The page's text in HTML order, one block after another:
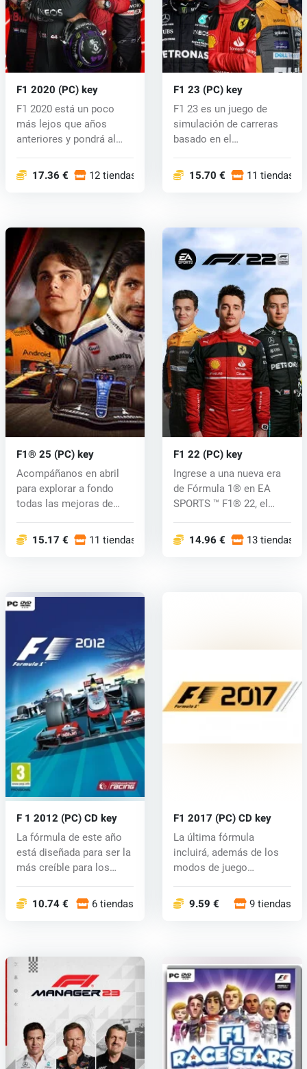
F1 2020 (PC) key
F1 2020 está un poco
más lejos que años
anteriores y pondrá al
17.36 € 12 tiendas
F1 23 (PC) key
F1 23 es un juego de
simulación de carreras
basado en el
15.70 € 11 tiendas
F1® 25 (PC) key
Acompáñanos en abril
para explorar a fondo
todas las mejoras de
15.17 € 11 tiendas
F1 22 (PC) key
Ingrese a una nueva era
de Fórmula 1® en EA
SPORTS ™ F1® 22, el
14.96 € 13 tiendas
F 1 2012 (PC) CD key
La fórmula de este año
está diseñada para ser la
más creíble para los
10.74 € 6 tiendas
F1 2017 (PC) CD key
La última fórmula
incluirá, además de los
modos de juego
9.59 € 9 tiendas